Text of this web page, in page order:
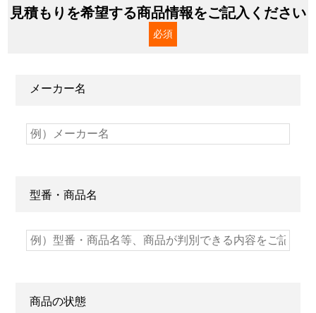
見積もりを希望する商品情報をご記入ください
必須
メーカー名
型番・商品名
商品の状態